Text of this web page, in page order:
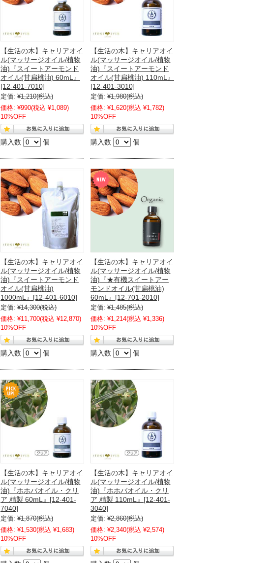
【生活の木】キャリアオイ
ル(マッサージオイル/植物
油)『スイートアーモンド
オイル(甘扁桃油) 60mL』
[12-401-7010]
定価: ¥1,210(税込)
価格: ¥990(税込 ¥1,089)
10%OFF
購入数 個
【生活の木】キャリアオイ
ル(マッサージオイル/植物
油)『スイートアーモンド
オイル(甘扁桃油) 110mL』
[12-401-3010]
定価: ¥1,980(税込)
価格: ¥1,620(税込 ¥1,782)
10%OFF
購入数 個
【生活の木】キャリアオイ
ル(マッサージオイル/植物
油)『スイートアーモンド
オイル(甘扁桃油)
1000mL』[12-401-6010]
定価: ¥14,300(税込)
価格: ¥11,700(税込 ¥12,870)
10%OFF
購入数 個
【生活の木】キャリアオイ
ル(マッサージオイル/植物
油)『★有機スイートアー
モンドオイル(甘扁桃油)
60mL』[12-701-2010]
定価: ¥1,485(税込)
価格: ¥1,214(税込 ¥1,336)
10%OFF
購入数 個
【生活の木】キャリアオイ
ル(マッサージオイル/植物
油)『ホホバオイル・クリ
ア 精製 60mL』[12-401-
7040]
定価: ¥1,870(税込)
価格: ¥1,530(税込 ¥1,683)
10%OFF
【生活の木】キャリアオイ
ル(マッサージオイル/植物
油)『ホホバオイル・クリ
ア 精製 110mL』[12-401-
3040]
定価: ¥2,860(税込)
価格: ¥2,340(税込 ¥2,574)
10%OFF